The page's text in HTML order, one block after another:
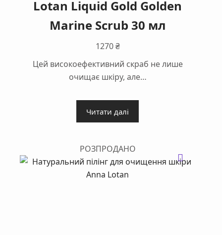
Lotan Liquid Gold Golden
Marine Scrub 30 мл
1270₴
Цей високоефективний скраб не лише
очищає шкіру, але…
Читати далі
РОЗПРОДАНО